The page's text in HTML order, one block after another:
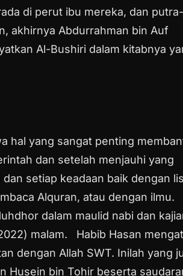
di perut ibu mereka, dan putra-
akhirnya Abdurrahman bin Auf
Al-Bushiri dalam kitabnya
hal yang sangat penting
dan setelah menjauhi yang
setiap keadaan baik dengan
Alquran, atau dengan ilmu.
dalam maulid nabi dan
malam.
Habib Hasan
dengan Allah SWT. Inilah yang
Husein bin Tohir beserta